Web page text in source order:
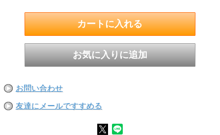
お問い合わせ
友達にメールですすめる